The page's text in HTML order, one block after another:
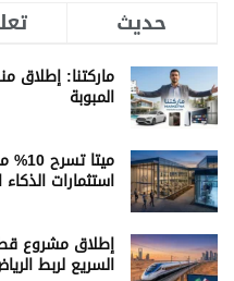
حديث
ماركتنا: إطلاق
المبوبة
استثمارات
إطلاق مشروع
السريع لربط